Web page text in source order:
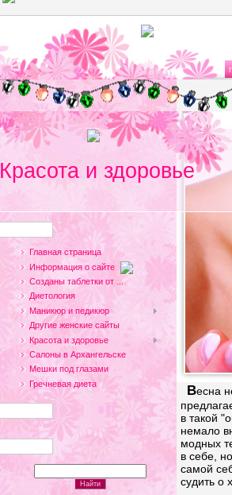
Красота и здоровье
Главная страница
Информация о сайте
Созданы таблетки от ...
Диетология
Маникюр и педикюр
Другие женские сайты
Красота и здоровье
Салоны в Архангельске
Мешки под глазами
Гречневая диета
Весна
в такой
немало
модных
в себе,
самой
судить о